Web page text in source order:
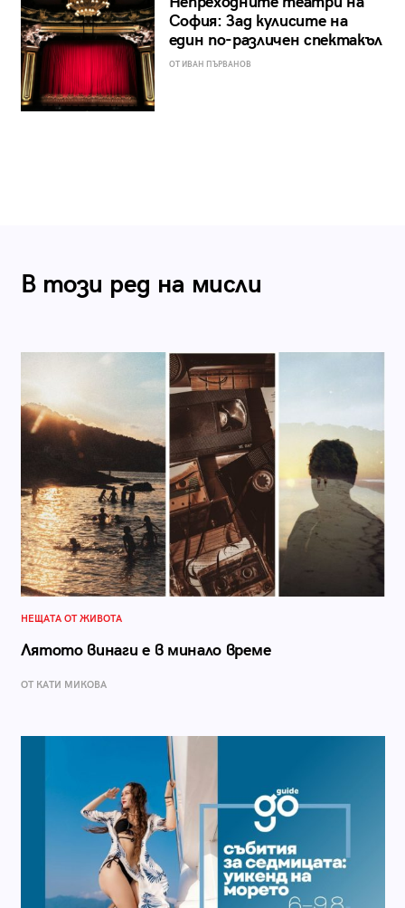
София: Зад кулисите на
един по-различен спектакъл
ОТ ИВАН ПЪРВАНОВ
В този ред на мисли
НЕЩАТА ОТ ЖИВОТА
Лятото винаги е в минало време
ОТ КАТИ МИКОВА